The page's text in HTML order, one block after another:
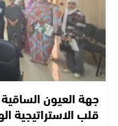
جهة العيون الساقية
قلب الاستراتيجية